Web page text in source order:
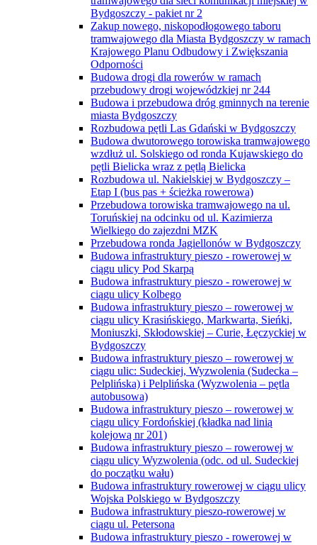
Bydgoszczy - pakiet nr 2
Zakup nowego, niskopodłogowego taboru
tramwajowego dla Miasta Bydgoszczy w ramach
Krajowego Planu Odbudowy i Zwiększania
Odporności
Budowa drogi dla rowerów w ramach
przebudowy drogi wojewódzkiej nr 244
Budowa i przebudowa dróg gminnych na terenie
miasta Bydgoszczy
Rozbudowa pętli Las Gdański w Bydgoszczy
Budowa dwutorowego torowiska tramwajowego
wzdłuż ul. Solskiego od ronda Kujawskiego do
pętli Bielicka wraz z pętlą Bielicka
Rozbudowa ul. Nakielskiej w Bydgoszczy –
Etap I (bus pas + ścieżka rowerowa)
Przebudowa torowiska tramwajowego na ul.
Toruńskiej na odcinku od ul. Kazimierza
Wielkiego do zajezdni MZK
Przebudowa ronda Jagiellonów w Bydgoszczy
Budowa infrastruktury pieszo - rowerowej w
ciągu ulicy Pod Skarpą
Budowa infrastruktury pieszo - rowerowej w
ciągu ulicy Kolbego
Budowa infrastruktury pieszo – rowerowej w
ciągu ulicy Krasińskiego, Markwarta, Sieńki,
Moniuszki, Skłodowskiej – Curie, Łęczyckiej w
Bydgoszczy
Budowa infrastruktury pieszo – rowerowej w
ciągu ulic: Sudeckiej, Wyzwolenia (Sudecka –
Pelplińska) i Pelplińska (Wyzwolenia – pętla
autobusowa)
Budowa infrastruktury pieszo – rowerowej w
ciągu ulicy Fordońskiej (kładka nad linią
kolejową nr 201)
Budowa infrastruktury pieszo – rowerowej w
ciągu ulicy Wyzwolenia (odc. od ul. Sudeckiej
do początku wału)
Budowa infrastruktury rowerowej w ciągu ulicy
Wojska Polskiego w Bydgoszczy
Budowa infrastruktury pieszo-rowerowej w
ciągu ul. Petersona
Budowa infrastruktury pieszo - rowerowej w